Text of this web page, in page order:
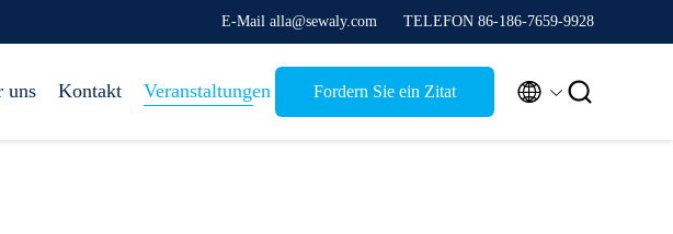
E-Mail alla@sewaly.com TELEFON 86-186-7659-9928
uns Kontakt Veranstaltungen Fordern Sie ein Zitat  